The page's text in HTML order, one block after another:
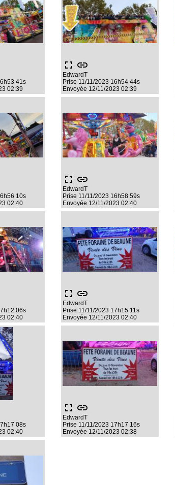
41s
02:39
fullscreen link
EdwardT
Prise 11/11/2023 16h54 44s
Envoyée 12/11/2023 02:39
10s
02:40
fullscreen link
EdwardT
Prise 11/11/2023 16h58 59s
Envoyée 12/11/2023 02:40
06s
02:40
fullscreen link
EdwardT
Prise 11/11/2023 17h15 11s
Envoyée 12/11/2023 02:40
08s
02:40
fullscreen link
EdwardT
Prise 11/11/2023 17h17 16s
Envoyée 12/11/2023 02:38